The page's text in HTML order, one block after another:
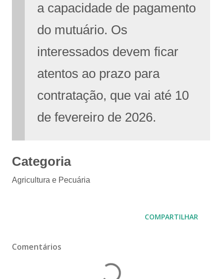
a capacidade de pagamento
do mutuário. Os
interessados devem ficar
atentos ao prazo para
contratação, que vai até 10
de fevereiro de 2026.
Categoria
Agricultura e Pecuária
COMPARTILHAR
Comentários